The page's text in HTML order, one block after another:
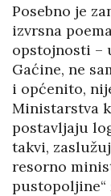
Posebno je
izvrsna
opstojnosti –
Gaćine, ne
i općenito,
Ministarstva
postavljaju
takvi,
resorno